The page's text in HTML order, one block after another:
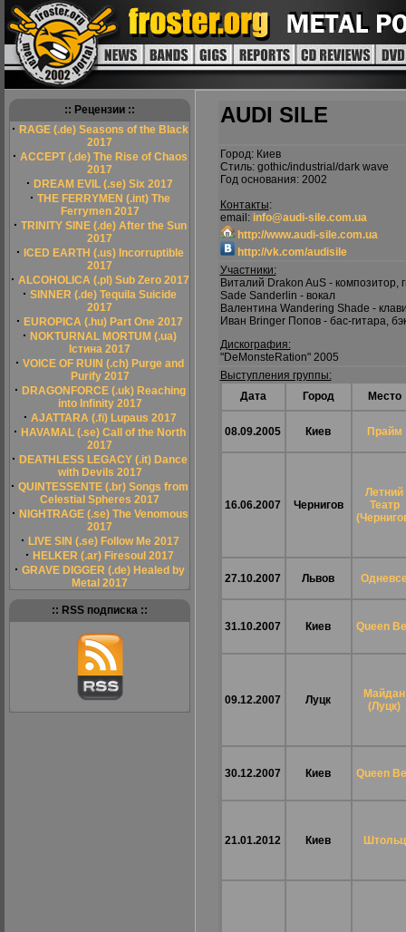
:: Рецензии ::
· RAGE (.de) Seasons of the Black
2017
· ACCEPT (.de) The Rise of Chaos
2017
· DREAM EVIL (.se) Six 2017
· THE FERRYMEN (.int) The
Ferrymen 2017
· TRINITY SINE (.de) After the Sun
2017
· ICED EARTH (.us) Incorruptible
2017
· ALCOHOLICA (.pl) Sub Zero 2017
· SINNER (.de) Tequila Suicide
2017
· EUROPICA (.hu) Part One 2017
· NOKTURNAL MORTUM (.ua)
Істина 2017
· VOICE OF RUIN (.ch) Purge and
Purify 2017
· DRAGONFORCE (.uk) Reaching
into Infinity 2017
· AJATTARA (.fi) Lupaus 2017
· HAVAMAL (.se) Call of the North
2017
· DEATHLESS LEGACY (.it) Dance
with Devils 2017
· QUINTESSENTE (.br) Songs from
Celestial Spheres 2017
· NIGHTRAGE (.se) The Venomous
2017
· LIVE SIN (.se) Follow Me 2017
· HELKER (.ar) Firesoul 2017
· GRAVE DIGGER (.de) Healed by
Metal 2017
:: RSS подписка ::
AUDI SILE
Город: Киев
Стиль: gothic/industrial/dark wave
Год основания: 2002
Контакты:
email: info@audi-sile.com.ua
http://www.audi-sile.com.ua
http://vk.com/audisile
Участники:
Виталий Drakon AuS - композитор,
Sade Sanderlin - вокал
Валентина Wandering Shade -
Иван Bringer Попов - бас-гитара,
Дискография:
"DeMonsteRation" 2005
Выступления группы:
Дата
Город Место
08.09.2005 Киев Прайм
16.06.2007 Чернигов
Летний
Театр
27.10.2007 Львов
31.10.2007 Киев Queen
09.12.2007 Луцк
Майдан
(Луцк)
30.12.2007 Киев Queen
21.01.2012 Киев Штольц